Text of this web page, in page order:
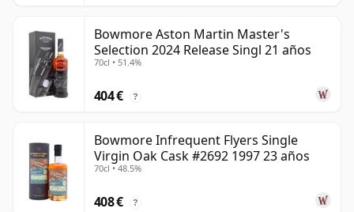
Bowmore Aston Martin Master's
Selection 2024 Release Singl 21 años
70cl • 51.4%
404 € ?
Bowmore Infrequent Flyers Single
Virgin Oak Cask #2692 1997 23 años
70cl • 48.5%
408 € ?